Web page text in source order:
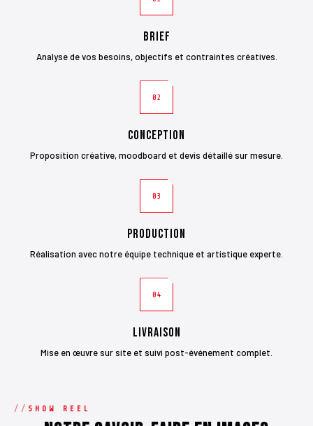
Brief
Analyse de vos besoins, objectifs et contraintes créatives.
02
Conception
Proposition créative, moodboard et devis détaillé sur mesure.
03
Production
Réalisation avec notre équipe technique et artistique experte.
04
Livraison
Mise en œuvre sur site et suivi post-événement complet.
SHOW REEL